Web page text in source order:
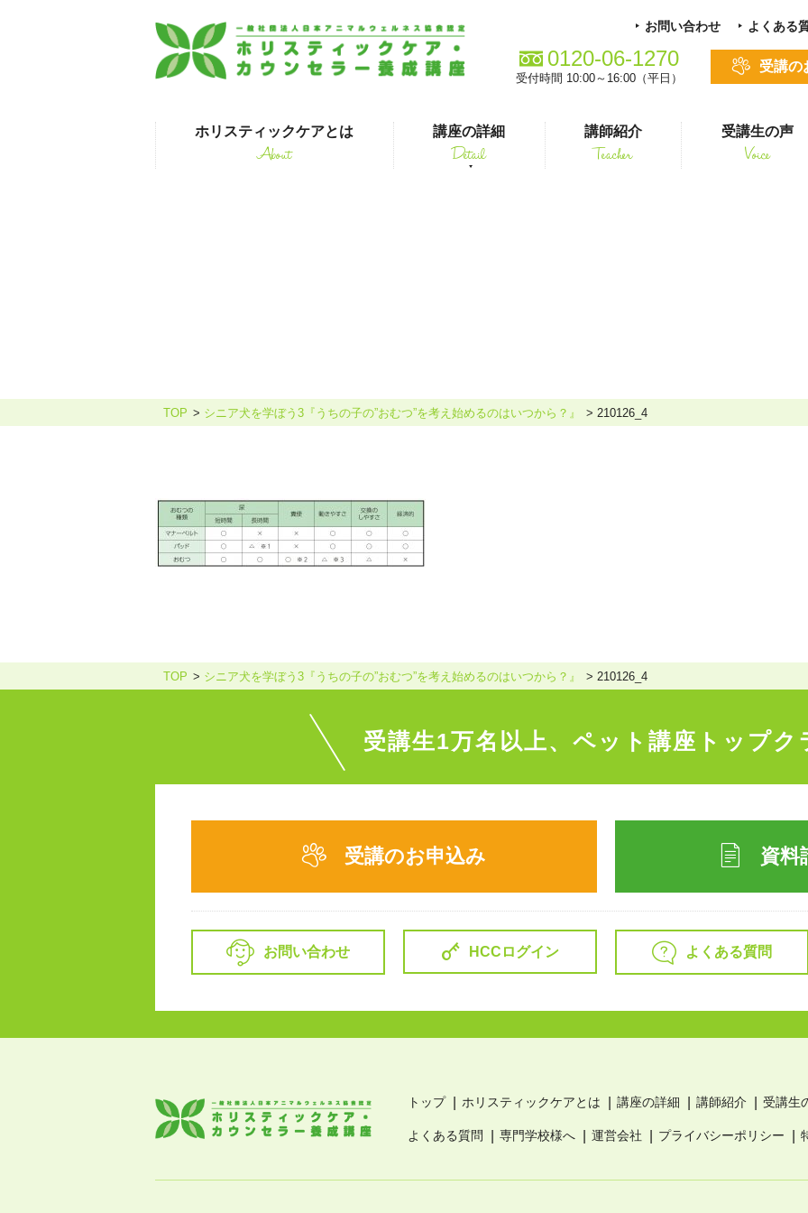
ホリスティックケアとは
About
講座の詳細
Detail
ホリスティックケア・カウンセラー養成講座
ホリスティックケア･カウンセラー受講生向け。
講師紹介
Teacher
受講生の声
Voice
受講の
お問い合わせ よくある
0120-06-1270
受付時間 10:00～16:00（平日）
TOP シニア犬を学ぼう3『うちの子の”おむつ”を考え始めるのはいつから？』 210126_4
TOP シニア犬を学ぼう3『うちの子の”おむつ”を考え始めるのはいつから？』 210126_4
受講生1万名以上、 ペット講座トップク
受講のお申込み 資料
お問い合わせ HCCログイン よくある質問
トップ ホリスティックケアとは 講座の詳細 講師紹介 受講生
よくある質問 専門学校様へ 運営会社 プライバシーポリシー